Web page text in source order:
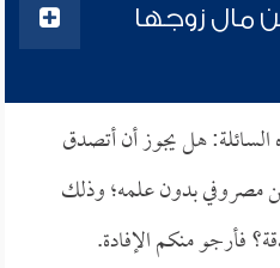
مال زوجها
هل يجوز أن أتصدق
مصروفي بدون علمه؛ وذلك
فأرجو منكم الإفادة.